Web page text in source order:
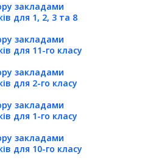
закладами
для 1, 2, 3 та 8
закладами
для 11-го класу
закладами
для 2-го класу
закладами
для 1-го класу
закладами
для 10-го класу